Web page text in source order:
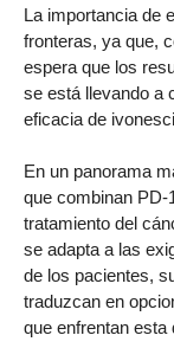
La importancia de
fronteras, ya que,
espera que los
se está llevando a
eficacia de
En un panorama
que combinan PD-
tratamiento del
se adapta a las
de los pacientes,
traduzcan en
que enfrentan esta